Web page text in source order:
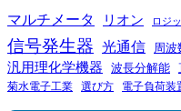
マルチメータ リオン ロジ
信号発生器 光通信 周波
汎用理化学機器
波長分解能
菊水電子工業 選び方 電子負荷装